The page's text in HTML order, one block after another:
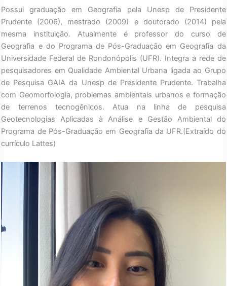
Possui graduação em Geografia pela Unesp de Presidente
Prudente (2006), mestrado (2009) e doutorado (2014) pela
mesma instituição. Atualmente é professor do curso de
Geografia e do Programa de Pós-Graduação em Geografia da
Universidade Federal de Rondonópolis (UFR). Integra a rede de
pesquisadores em Qualidade Ambiental Urbana ligada ao Grupo
de Pesquisa GAIA da Unesp de Presidente Prudente. Trabalha
com Geomorfologia, problemas ambientais urbanos e formação
de terrenos tecnogênicos. Atua na linha de pesquisa
Geotecnologias Aplicadas à Análise e Gestão Ambiental do
Programa de Pós-Graduação em Geografia da UFR.(Extraído do
currículo Lattes)